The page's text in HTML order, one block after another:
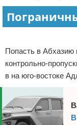
Попасть в Абхазию
контрольно-
в на юго-востоке